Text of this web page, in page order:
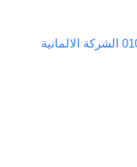
مكافحة الحشرات في القاهرة 01003143029 الشركة الالمانية